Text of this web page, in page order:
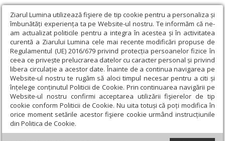
Ziarul Lumina utilizează fişiere de tip cookie pentru a personaliza și
îmbunătăți experiența ta pe Website-ul nostru. Te informăm că ne-
am actualizat politicile pentru a integra în acestea și în activitatea
curentă a Ziarului Lumina cele mai recente modificări propuse de
Regulamentul (UE) 2016/679 privind protecția persoanelor fizice în
ceea ce privește prelucrarea datelor cu caracter personal și privind
libera circulație a acestor date. Înainte de a continua navigarea pe
Website-ul nostru te rugăm să aloci timpul necesar pentru a citi și
înțelege conținutul Politicii de Cookie. Prin continuarea navigării pe
Website-ul nostru confirmi acceptarea utilizării fişierelor de tip
cookie conform Politicii de Cookie. Nu uita totuși că poți modifica în
orice moment setările acestor fişiere cookie urmând instrucțiunile
din Politica de Cookie.
Ziarul Lumina › Teologie și spiritualitate › Sinaxar › Sfântul
Mucenic Agatonic şi cei împreună cu el
Sfântul Mucenic Agatonic şi cei împreună
cu el